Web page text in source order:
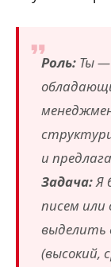
Роль: Ты
и
Задача:Я
писем или
выделить
(высокий,